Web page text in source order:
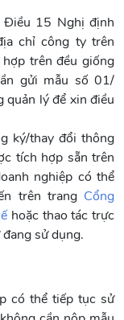
Điều 15 Nghị định
chỉ công ty trên
trên đều giống
gửi mẫu số 01/
lý để xin điều
ký/thay đổi thông
tích hợp sẵn trên
nghiệp có thể
trên trang Cổng
hoặc thao tác trực
sử dụng.
có thể tiếp tục sử